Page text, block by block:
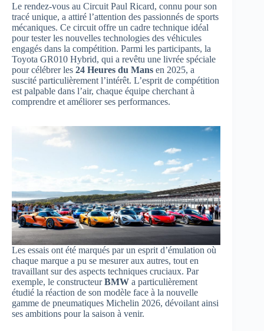
Le rendez-vous au Circuit Paul Ricard, connu pour son
tracé unique, a attiré l’attention des passionnés de sports
mécaniques. Ce circuit offre un cadre technique idéal
pour tester les nouvelles technologies des véhicules
engagés dans la compétition. Parmi les participants, la
Toyota GR010 Hybrid, qui a revêtu une livrée spéciale
pour célébrer les 24 Heures du Mans en 2025, a
suscité particulièrement l’intérêt. L’esprit de compétition
est palpable dans l’air, chaque équipe cherchant à
comprendre et améliorer ses performances.
Les essais ont été marqués par un esprit d’émulation où
chaque marque a pu se mesurer aux autres, tout en
travaillant sur des aspects techniques cruciaux. Par
exemple, le constructeurBMW a particulièrement
étudié la réaction de son modèle face à la nouvelle
gamme de pneumatiques Michelin 2026, dévoilant ainsi
ses ambitions pour la saison à venir.